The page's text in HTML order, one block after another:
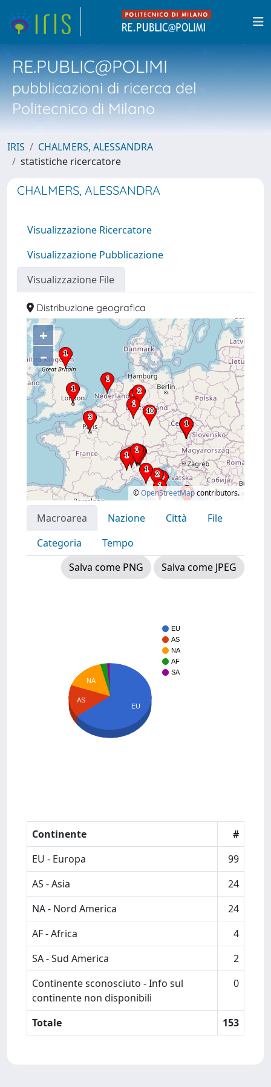
RE.PUBLIC@POLIMI
pubblicazioni di ricerca del
Politecnico di Milano
IRIS
CHALMERS, ALESSANDRA
statistiche ricercatore
CHALMERS, ALESSANDRA
Visualizzazione Ricercatore
Visualizzazione Pubblicazione
Visualizzazione File
Distribuzione geografica
+
–
©OpenStreetMapcontributors.
Macroarea Nazione Città
File
Categoria
Tempo
Salva come PNG
Salva come JPEG
EU
AS
NA
AF
SA
NA
AS
EU
Continente
#
EU - Europa
99
AS - Asia
24
NA - Nord America
24
AF - Africa
4
SA - Sud America
2
Continente sconosciuto - Info sul
continente non disponibili
0
Totale 153